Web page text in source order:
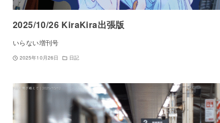
2025/10/26 KiraKira出張版
いらない増刊号
2025年10月26日 日記